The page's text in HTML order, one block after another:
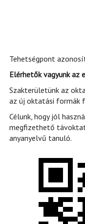
Tehetségpont
Elérhetők vagyunk az
Szakterületünk az
az új oktatási formák
Célunk, hogy jól
megfizethető
anyanyelvű tanuló.